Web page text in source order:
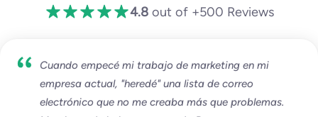
4.8out of +500 Reviews
Cuando empecé mi trabajo de marketing en mi
empresa actual, "heredé" una lista de correo
electrónico que no me creaba más que problemas.